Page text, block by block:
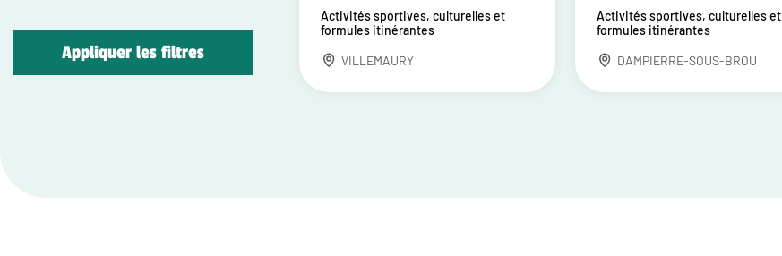
Appliquer les filtres
Activités sportives, culturelles et
formules itinérantes
VILLEMAURY
Activités sportives, culturelles et
formules itinérantes
DAMPIERRE-SOUS-BROU